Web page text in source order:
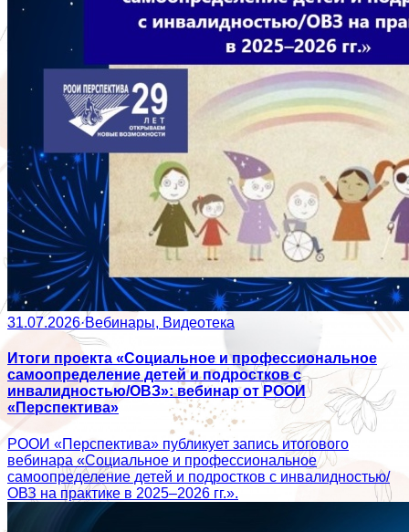
31.07.2026·Вебинары, Видеотека
Итоги проекта «Социальное и профессиональное
самоопределение детей и подростков с
инвалидностью/ОВЗ»: вебинар от РООИ
«Перспектива»
РООИ «Перспектива» публикует запись итогового
вебинара «Социальное и профессиональное
самоопределение детей и подростков с инвалидностью/
ОВЗ на практике в 2025–2026 гг.».